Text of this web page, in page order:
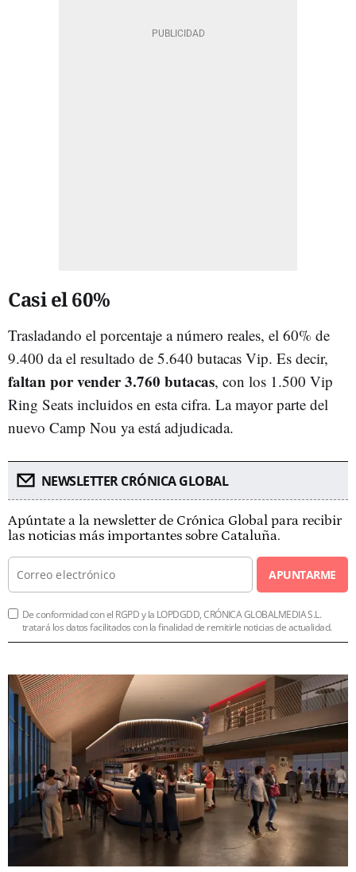
Casi el 60%
Trasladando el porcentaje a número reales, el 60% de
9.400 da el resultado de 5.640 butacas Vip. Es decir,
faltan por vender 3.760 butacas, con los 1.500 Vip
Ring Seats incluidos en esta cifra. La mayor parte del
nuevo Camp Nou ya está adjudicada.
NEWSLETTER CRÓNICA GLOBAL
Apúntate a la newsletter de Crónica Global para recibir
las noticias más importantes sobre Cataluña.
APUNTARME
De conformidad con el RGPD y la LOPDGDD, CRÓNICA GLOBALMEDIA S.L.
tratará los datos facilitados con la finalidad de remitirle noticias de actualidad.